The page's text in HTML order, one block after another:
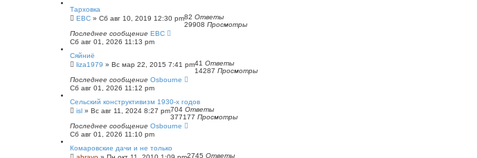
Тарховка
ЕВС » Сб авг 10, 2019 12:30 pm82 Ответы
29908 Просмотры
Последнее сообщение ЕВС
Сб авг 01, 2026 11:13 pm
Сяйниё
liza1979 » Вс мар 22, 2015 7:41 pm41 Ответы
14287 Просмотры
Последнее сообщение Osbourne
Сб авг 01, 2026 11:12 pm
Сельский конструктивизм 1930-х годов
isl » Вс авг 11, 2024 8:27 pm704 Ответы
377177 Просмотры
Последнее сообщение Osbourne
Сб авг 01, 2026 11:10 pm
Комаровские дачи и не только
2745 Ответы